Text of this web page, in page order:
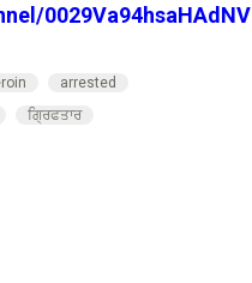
arrested
ਗ੍ਰਿਫਤਾਰ